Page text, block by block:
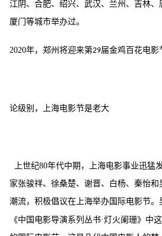
江阴、合肥、绍兴、武汉、兰州、吉林、
厦门等城市举办过。
2020年，郑州将迎来第29届金鸡百花电影
论级别，上海电影节是老大
上世纪80年代中期，上海电影事业迅猛
家张骏祥、徐桑楚、谢晋、白杨、秦怡
潮流，积极倡议在上海举办国际电影节。
《中国电影导演系列丛书·灯火阑珊》中